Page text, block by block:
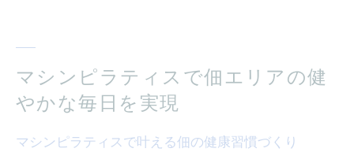
マシンピラティスで佃エリアの健
やかな毎日を実現
マシンピラティスで叶える佃の健康習慣づくり